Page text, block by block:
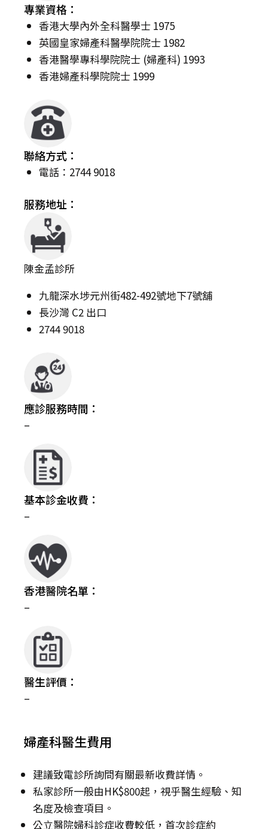
專業資格：
香港大學內外全科醫學士 1975
英國皇家婦產科醫學院院士 1982
香港醫學專科學院院士 (婦產科) 1993
香港婦產科學院院士 1999
聯絡方式：
電話：2744 9018
服務地址：
陳金孟診所
九龍深水埗元州街482-492號地下7號舖
長沙灣 C2 出口
2744 9018
應診服務時間：
–
基本診金收費：
–
香港醫院名單：
–
醫生評價：
–
婦產科醫生費用
建議致電診所詢問有關最新收費詳情。
私家診所一般由HK$800起，視乎醫生經驗、知
名度及檢查項目。
公立醫院婦科診症收費較低，首次診症約